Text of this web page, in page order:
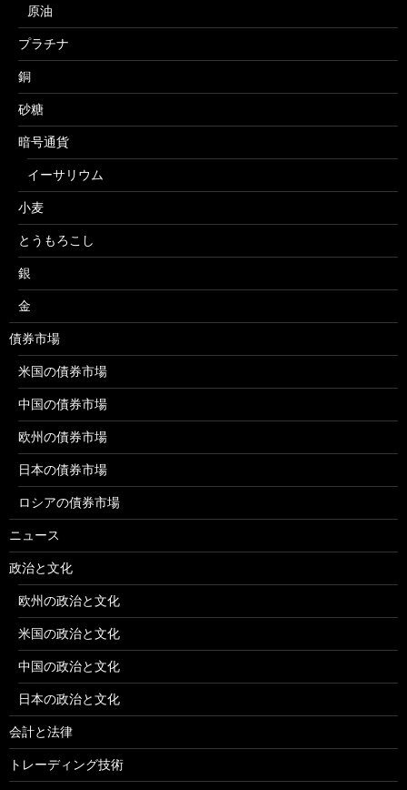
原油
プラチナ
銅
砂糖
暗号通貨
イーサリウム
小麦
とうもろこし
銀
金
債券市場
米国の債券市場
中国の債券市場
欧州の債券市場
日本の債券市場
ロシアの債券市場
ニュース
政治と文化
欧州の政治と文化
米国の政治と文化
中国の政治と文化
日本の政治と文化
会計と法律
トレーディング技術